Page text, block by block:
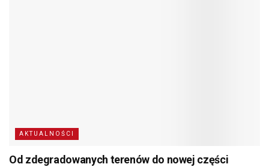
AKTUALNOŚCI
Od zdegradowanych terenów do nowej części